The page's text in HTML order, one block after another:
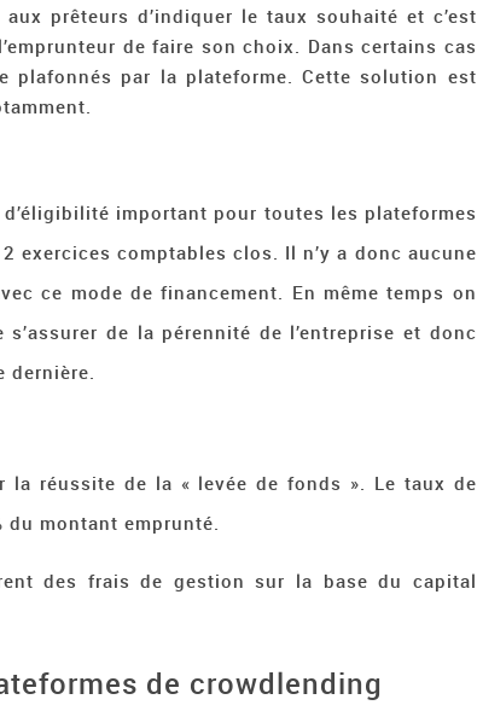
prêteurs d’indiquer le taux souhaité et c’est
de faire son choix. Dans certains cas
plafonnés par la plateforme. Cette solution est
d’éligibilité important pour toutes les plateformes
exercices comptables clos. Il n’y a donc aucune
ce mode de financement. En même temps on
de la pérennité de l’entreprise et donc
dernière.
la réussite de la « levée de fonds ». Le taux de
du montant emprunté.
des frais de gestion sur la base du capital
de crowdlending